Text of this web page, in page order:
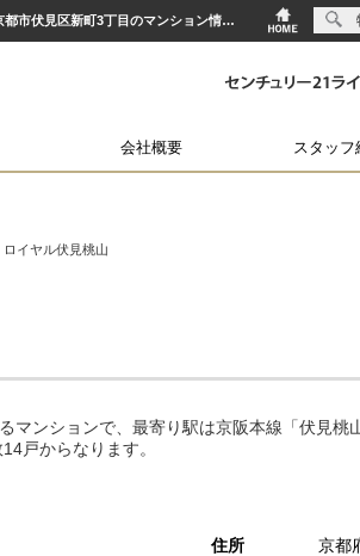
ロイヤル伏見桃山｜伏見桃山駅の中古マンション購入・売り物件、売却査定・相場・売却価格情報｜京都府京都市伏見区新町3丁目のマンション情報｜センチュリー21ライフ住宅販売
会社概要 スタッフ
ロイヤル伏見桃山
ンションで、最寄り駅は京阪本線「伏見桃
戸からなります。
住所 京都